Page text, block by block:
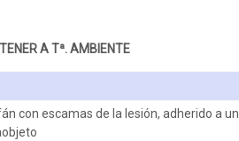
A Tª. AMBIENTE
con escamas de la lesión, adherido a un